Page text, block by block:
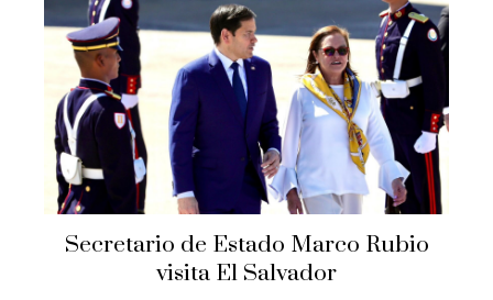
Secretario de Estado Marco Rubio
visita El Salvador